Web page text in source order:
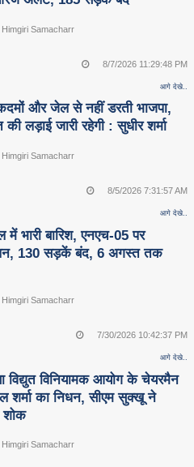
Himgiri Samacharr
8/7/2026 11:29:48 PM
आगे देखे..
और जेल से नहीं डरती भाजपा,
लड़ाई जारी रहेगी : सुधीर शर्मा
Himgiri Samacharr
8/5/2026 7:31:57 AM
आगे देखे..
में भारी बारिश, एनएच-05 पर
130 सड़कें बंद, 6 अगस्त तक
Himgiri Samacharr
7/30/2026 10:42:37 PM
आगे देखे..
विद्युत विनियामक आयोग के चेयरमैन
शर्मा का निधन, सीएम सुक्‍खू ने
शोक
Himgiri Samacharr